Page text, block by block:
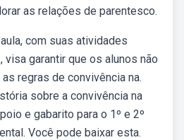
as relações de parentesco.
com suas atividades
garantir que os alunos não
regras de convivência na.
sobre a convivência na
e gabarito para o 1º e 2º
Você pode baixar esta.